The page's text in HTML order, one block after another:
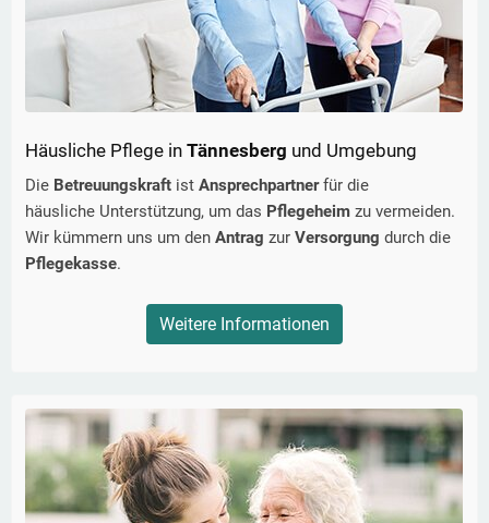
Häusliche Pflege in Tännesberg und Umgebung
Die Betreuungskraft ist Ansprechpartnerfür die
häusliche Unterstützung, um das Pflegeheim zu vermeiden.
Wir kümmern uns um den Antrag zur Versorgung durch die
Pflegekasse.
Weitere Informationen